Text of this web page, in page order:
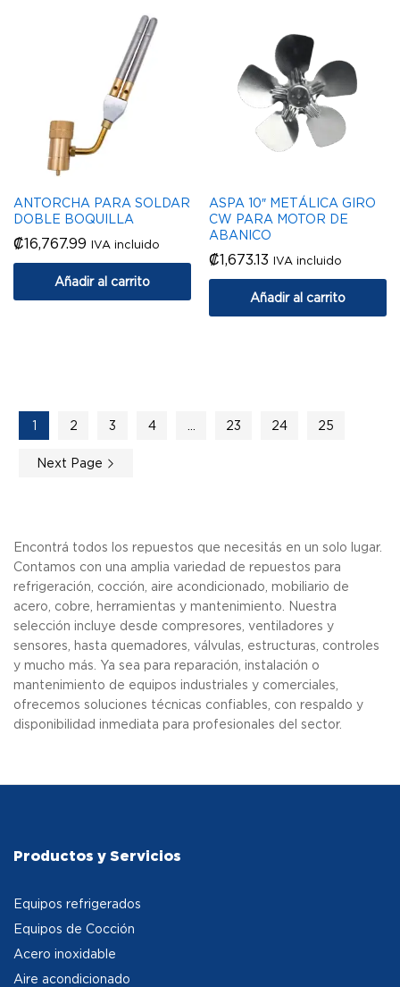
ANTORCHA PARA SOLDAR
DOBLE BOQUILLA
₡16,767.99 IVA incluido
Añadir al carrito
ASPA 10″ METÁLICA GIRO
CW PARA MOTOR DE
ABANICO
₡1,673.13 IVA incluido
Añadir al carrito
1 2 3 4 23 24 25
Next Page
Encontrá todos los repuestos que necesitás en un solo lugar.
Contamos con una amplia variedad de repuestos para
refrigeración, cocción, aire acondicionado, mobiliario de
acero, cobre, herramientas y mantenimiento. Nuestra
selección incluye desde compresores, ventiladores y
sensores, hasta quemadores, válvulas, estructuras, controles
y mucho más. Ya sea para reparación, instalación o
mantenimiento de equipos industriales y comerciales,
ofrecemos soluciones técnicas confiables, con respaldo y
disponibilidad inmediata para profesionales del sector.
Productos y Servicios
Equipos refrigerados
Equipos de Cocción
Acero inoxidable
Aire acondicionado